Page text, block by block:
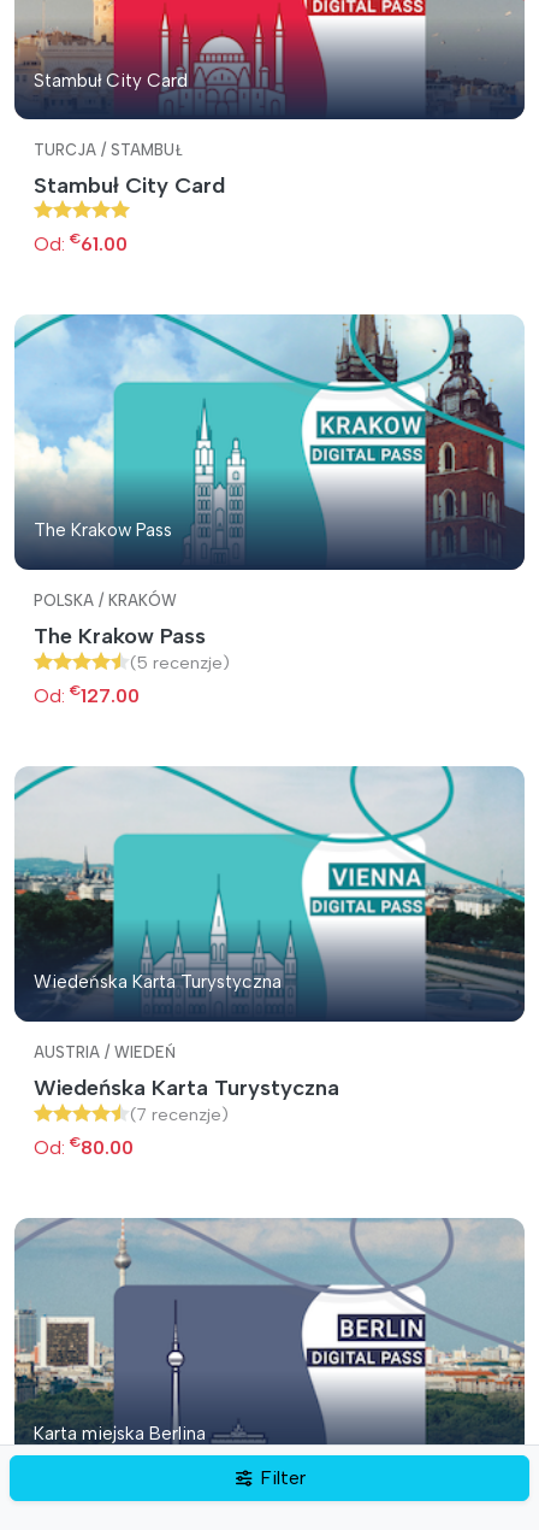
Stambuł City Card
TURCJA / STAMBUŁ
Stambuł City Card
Od: €61.00
The Krakow Pass
POLSKA / KRAKÓW
The Krakow Pass
(5 recenzje)
Od: €127.00
Wiedeńska Karta Turystyczna
AUSTRIA / WIEDEŃ
Wiedeńska Karta Turystyczna
(7 recenzje)
Od: €80.00
Karta miejska Berlina
NIEMCY / BERLIN
Filter